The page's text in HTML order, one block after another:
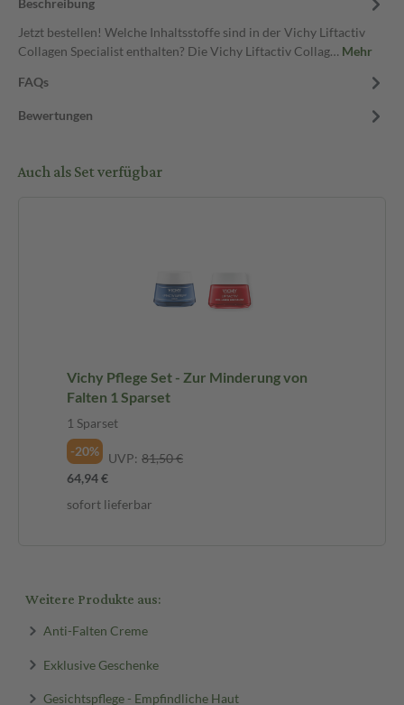
Beschreibung
Jetzt bestellen! Welche Inhaltsstoffe sind in der Vichy Liftactiv
Collagen Specialist enthalten? Die Vichy Liftactiv Collag… Mehr
FAQs
Bewertungen
Auch als Set verfügbar
Vichy Pflege Set - Zur Minderung von
Falten 1 Sparset
1 Sparset
-20%
UVP: 81,50 €
64,94 €
sofort lieferbar
Weitere Produkte aus:
Anti-Falten Creme
Exklusive Geschenke
Gesichtspflege - Empfindliche Haut